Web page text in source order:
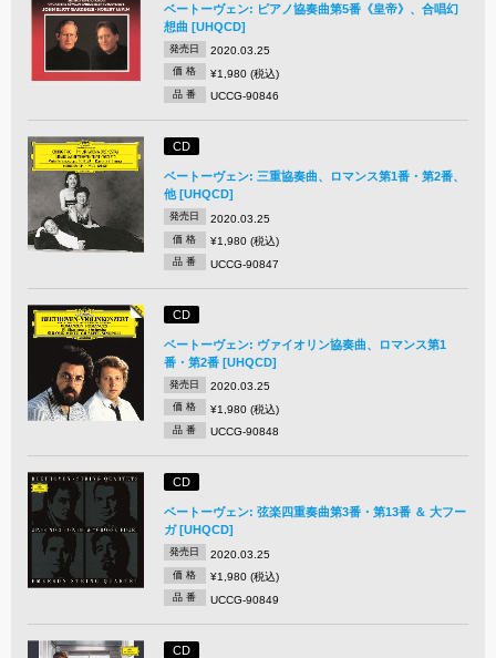
ベートーヴェン: ピアノ協奏曲第5番《皇帝》、合唱幻
想曲 [UHQCD]
発売日 2020.03.25
価 格 ¥1,980 (税込)
品 番 UCCG-90846
CD
ベートーヴェン: 三重協奏曲、ロマンス第1番・第2番、
他 [UHQCD]
発売日 2020.03.25
価 格 ¥1,980 (税込)
品 番 UCCG-90847
CD
ベートーヴェン: ヴァイオリン協奏曲、ロマンス第1
番・第2番 [UHQCD]
発売日 2020.03.25
価 格 ¥1,980 (税込)
品 番 UCCG-90848
CD
ベートーヴェン: 弦楽四重奏曲第3番・第13番 ＆ 大フー
ガ [UHQCD]
発売日 2020.03.25
価 格 ¥1,980 (税込)
品 番 UCCG-90849
CD